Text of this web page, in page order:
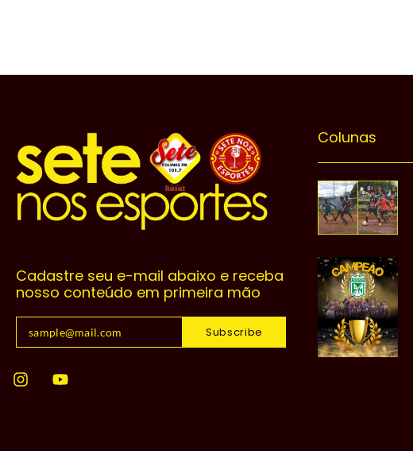
Cadastre seu e-mail abaixo e receba
nosso conteúdo em primeira mão
Subscribe
Colunas